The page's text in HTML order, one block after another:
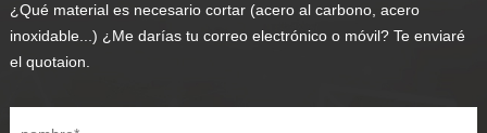
¿Qué material es necesario cortar (acero al carbono, acero
inoxidable...) ¿Me darías tu correo electrónico o móvil? Te enviaré
el quotaion.